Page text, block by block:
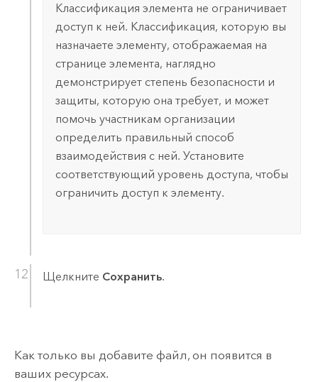
Классификация элемента не ограничивает
доступ к ней. Классификация, которую вы
назначаете элементу, отображаемая на
странице элемента, наглядно
демонстрирует степень безопасности и
защиты, которую она требует, и может
помочь участникам организации
определить правильный способ
взаимодействия с ней. Установите
соответствующий уровень доступа, чтобы
ограничить доступ к элементу.
Щелкните Сохранить.
Как только вы добавите файл, он появится в
ваших ресурсах.